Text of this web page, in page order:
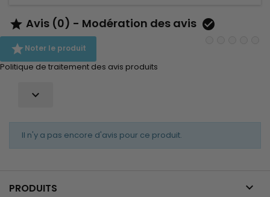
 Avis (0) - Modération des avis 
Noter le produit
Politique de traitement des avis produits

Il n'y a pas encore d'avis pour ce produit.
PRODUITS 